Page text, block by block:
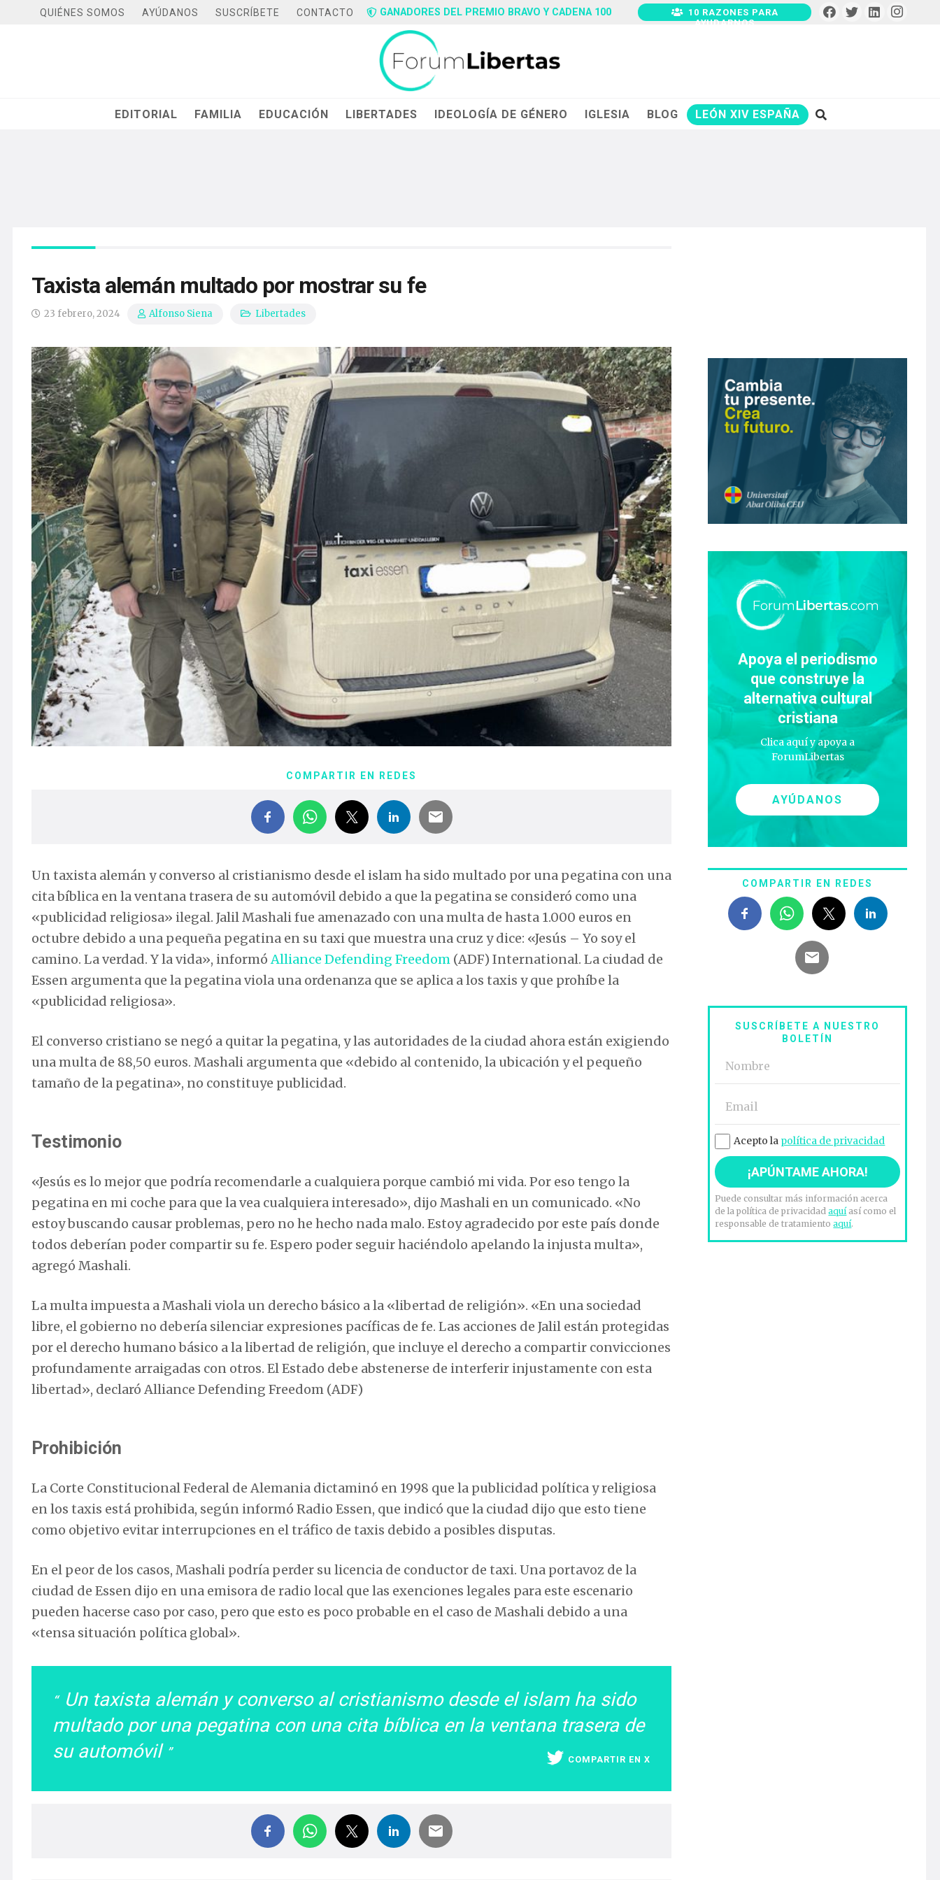
QUIÉNES SOMOS AYÚDANOS SUSCRÍBETE CONTACTO GANADORES DEL PREMIO BRAVO Y CADENA 100
10 RAZONES PARA
AYUDARNOS
EDITORIAL FAMILIA EDUCACIÓN LIBERTADES IDEOLOGÍA DE GÉNERO IGLESIA BLOG LEÓN XIV ESPAÑA
Taxista alemán multado por mostrar su fe
23 febrero, 2024 Alfonso Siena Libertades
COMPARTIR EN REDES
Un taxista alemán y converso al cristianismo desde el islam ha sido multado por una pegatina con una
cita bíblica en la ventana trasera de su automóvil debido a que la pegatina se consideró como una
«publicidad religiosa» ilegal. Jalil Mashali fue amenazado con una multa de hasta 1.000 euros en
octubre debido a una pequeña pegatina en su taxi que muestra una cruz y dice: «Jesús – Yo soy el
camino. La verdad. Y la vida», informóAlliance Defending Freedom (ADF) International. La ciudad de
Essen argumenta que la pegatina viola una ordenanza que se aplica a los taxis y que prohíbe la
«publicidad religiosa».
El converso cristiano se negó a quitar la pegatina, y las autoridades de la ciudad ahora están exigiendo
una multa de 88,50 euros. Mashali argumenta que «debido al contenido, la ubicación y el pequeño
tamaño de la pegatina», no constituye publicidad.
Testimonio
«Jesús es lo mejor que podría recomendarle a cualquiera porque cambió mi vida. Por eso tengo la
pegatina en mi coche para que la vea cualquiera interesado», dijo Mashali en un comunicado. «No
estoy buscando causar problemas, pero no he hecho nada malo. Estoy agradecido por este país donde
todos deberían poder compartir su fe. Espero poder seguir haciéndolo apelando la injusta multa»,
agregó Mashali.
La multa impuesta a Mashali viola un derecho básico a la «libertad de religión». «En una sociedad
libre, el gobierno no debería silenciar expresiones pacíficas de fe. Las acciones de Jalil están protegidas
por el derecho humano básico a la libertad de religión, que incluye el derecho a compartir convicciones
profundamente arraigadas con otros. El Estado debe abstenerse de interferir injustamente con esta
libertad», declaró Alliance Defending Freedom (ADF)
Prohibición
La Corte Constitucional Federal de Alemania dictaminó en 1998 que la publicidad política y religiosa
en los taxis está prohibida, según informó Radio Essen, que indicó que la ciudad dijo que esto tiene
como objetivo evitar interrupciones en el tráfico de taxis debido a posibles disputas.
En el peor de los casos, Mashali podría perder su licencia de conductor de taxi. Una portavoz de la
ciudad de Essen dijo en una emisora de radio local que las exenciones legales para este escenario
pueden hacerse caso por caso, pero que esto es poco probable en el caso de Mashali debido a una
«tensa situación política global».
Un taxista alemán y converso al cristianismo desde el islam ha sido
multado por una pegatina con una cita bíblica en la ventana trasera de
su automóvil
COMPARTIR EN X
Apoya el periodismo
que construye la
alternativa cultural
cristiana
Clica aquí y apoya a
ForumLibertas
AYÚDANOS
COMPARTIR EN REDES
SUSCRÍBETE A NUESTRO
BOLETÍN
Acepto la política de privacidad
Puede consultar más información acerca
de la política de privacidadaquíasí como el
responsable de tratamientoaquí.